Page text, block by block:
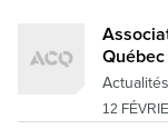
Québec
12